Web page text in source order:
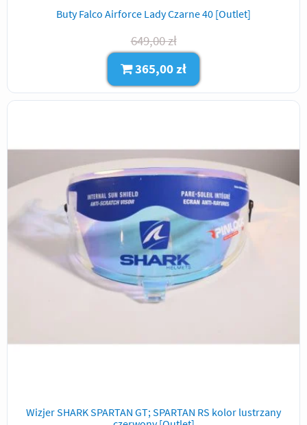
Buty Falco Airforce Lady Czarne 40 [Outlet]
649,00 zł
365,00 zł
Wizjer SHARK SPARTAN GT; SPARTAN RS kolor lustrzany